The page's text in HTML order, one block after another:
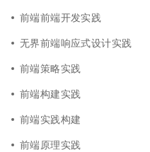
前端前端开发实践
无界前端响应式设计实践
前端策略实践
前端构建实践
前端实践构建
前端原理实践